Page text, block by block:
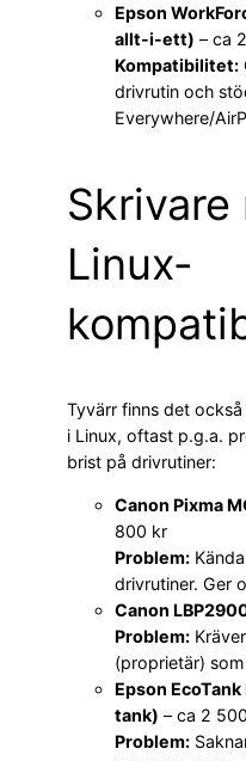
Epson
allt-i-ett) – ca
Kompatibilitet:
drivrutin och
Everywhere/
Linux-
Tyvärr finns det
i Linux, oftast p.g.a.
brist på drivrutiner:
Canon Pixma
800 kr
Problem:
drivrutiner. Ger
Canon
Problem:
(proprietär)
Epson
tank) – ca 2
Problem: